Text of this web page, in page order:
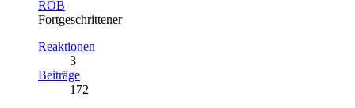
ROB
Fortgeschrittener
Reaktionen
3
Beiträge
172